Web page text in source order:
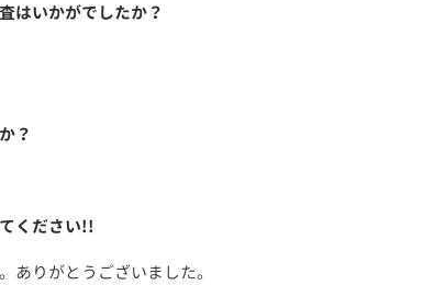
はいかがでしたか？
？
ください!!
ありがとうございました。